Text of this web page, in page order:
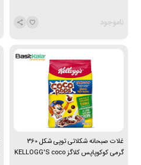
ناموجود
غلات صبحانه شکلاتی توپی شکل 360
گرمی کوکوپاپس کلاگز KELLOGG'S coco